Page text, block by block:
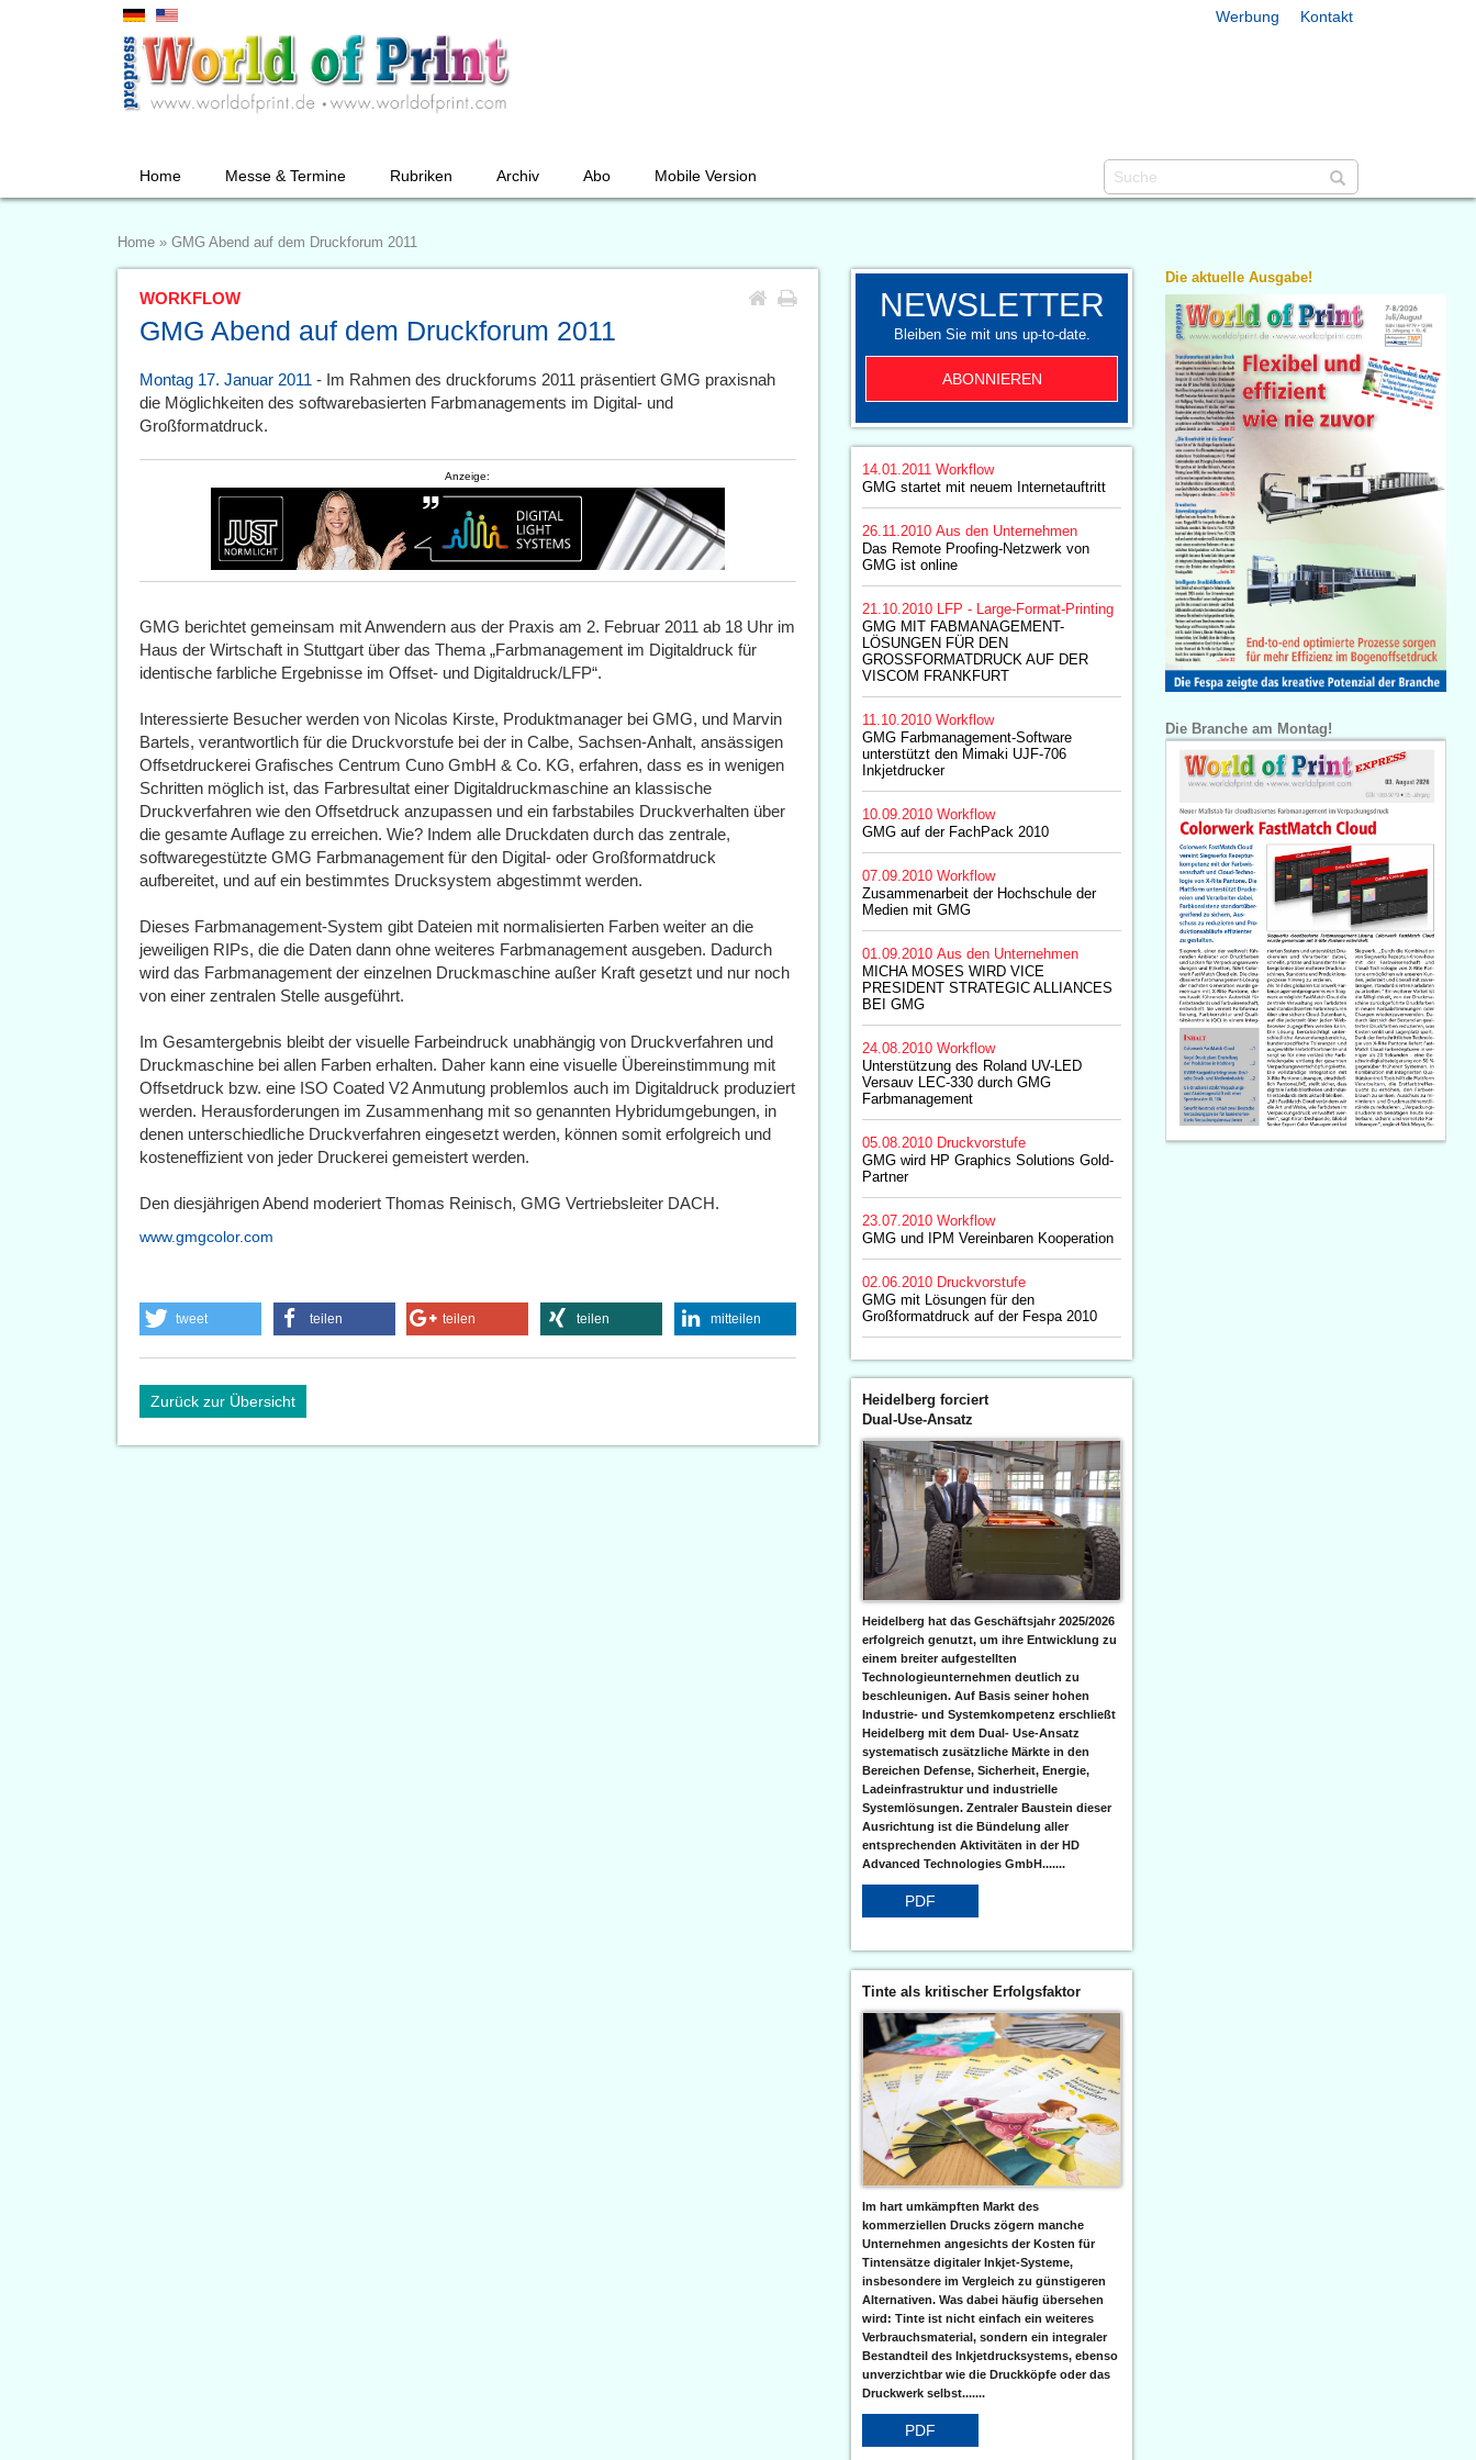
Werbung Kontakt
Home Messe & Termine Rubriken Archiv Abo Mobile Version
Home » GMG Abend auf dem Druckforum 2011
WORKFLOW
GMG Abend auf dem Druckforum 2011
Montag 17. Januar 2011 - Im Rahmen des druckforums 2011 präsentiert GMG praxisnah
die Möglichkeiten des softwarebasierten Farbmanagements im Digital- und
Großformatdruck.
Anzeige:
GMG berichtet gemeinsam mit Anwendern aus der Praxis am 2. Februar 2011 ab 18 Uhr im
Haus der Wirtschaft in Stuttgart über das Thema „Farbmanagement im Digitaldruck für
identische farbliche Ergebnisse im Offset- und Digitaldruck/LFP“.
Interessierte Besucher werden von Nicolas Kirste, Produktmanager bei GMG, und Marvin
Bartels, verantwortlich für die Druckvorstufe bei der in Calbe, Sachsen-Anhalt, ansässigen
Offsetdruckerei Grafisches Centrum Cuno GmbH & Co. KG, erfahren, dass es in wenigen
Schritten möglich ist, das Farbresultat einer Digitaldruckmaschine an klassische
Druckverfahren wie den Offsetdruck anzupassen und ein farbstabiles Druckverhalten über
die gesamte Auflage zu erreichen. Wie? Indem alle Druckdaten durch das zentrale,
softwaregestützte GMG Farbmanagement für den Digital- oder Großformatdruck
aufbereitet, und auf ein bestimmtes Drucksystem abgestimmt werden.
Dieses Farbmanagement-System gibt Dateien mit normalisierten Farben weiter an die
jeweiligen RIPs, die die Daten dann ohne weiteres Farbmanagement ausgeben. Dadurch
wird das Farbmanagement der einzelnen Druckmaschine außer Kraft gesetzt und nur noch
von einer zentralen Stelle ausgeführt.
Im Gesamtergebnis bleibt der visuelle Farbeindruck unabhängig von Druckverfahren und
Druckmaschine bei allen Farben erhalten. Daher kann eine visuelle Übereinstimmung mit
Offsetdruck bzw. eine ISO Coated V2 Anmutung problemlos auch im Digitaldruck produziert
werden. Herausforderungen im Zusammenhang mit so genannten Hybridumgebungen, in
denen unterschiedliche Druckverfahren eingesetzt werden, können somit erfolgreich und
kosteneffizient von jeder Druckerei gemeistert werden.
Den diesjährigen Abend moderiert Thomas Reinisch, GMG Vertriebsleiter DACH.
www.gmgcolor.com
tweet teilen teilen teilen mitteilen
Zurück zur Übersicht
NEWSLETTER
Bleiben Sie mit uns up-to-date.
ABONNIEREN
14.01.2011 Workflow
GMG startet mit neuem Internetauftritt
26.11.2010 Aus den Unternehmen
Das Remote Proofing-Netzwerk von
GMG ist online
21.10.2010
LFP - Large-Format-Printing
GMG MIT FABMANAGEMENT-
LÖSUNGEN FÜR DEN
GROSSFORMATDRUCK AUF DER
VISCOM FRANKFURT
11.10.2010 Workflow
GMG Farbmanagement-Software
unterstützt den Mimaki UJF-706
Inkjetdrucker
10.09.2010 Workflow
GMG auf der FachPack 2010
07.09.2010 Workflow
Zusammenarbeit der Hochschule der
Medien mit GMG
01.09.2010 Aus den Unternehmen
MICHA MOSES WIRD VICE
PRESIDENT STRATEGIC ALLIANCES
BEI GMG
24.08.2010 Workflow
Unterstützung des Roland UV-LED
Versauv LEC-330 durch GMG
Farbmanagement
05.08.2010 Druckvorstufe
GMG wird HP Graphics Solutions Gold-
Partner
23.07.2010 Workflow
GMG und IPM Vereinbaren Kooperation
02.06.2010 Druckvorstufe
GMG mit Lösungen für den
Großformatdruck auf der Fespa 2010
Heidelberg forciert
Dual-Use-Ansatz
Heidelberg hat das Geschäftsjahr 2025/2026
erfolgreich genutzt, um ihre Entwicklung zu
einem breiter aufgestellten
Technologieunternehmen deutlich zu
beschleunigen. Auf Basis seiner hohen
Industrie- und Systemkompetenz erschließt
Heidelberg mit dem Dual- Use-Ansatz
systematisch zusätzliche Märkte in den
Bereichen Defense, Sicherheit, Energie,
Ladeinfrastruktur und industrielle
Systemlösungen. Zentraler Baustein dieser
Ausrichtung ist die Bündelung aller
entsprechenden Aktivitäten in der HD
Advanced Technologies GmbH.......
PDF
Tinte als kritischer Erfolgsfaktor
Im hart umkämpften Markt des
kommerziellen Drucks zögern manche
Unternehmen angesichts der Kosten für
Tintensätze digitaler Inkjet-Systeme,
insbesondere im Vergleich zu günstigeren
Alternativen. Was dabei häufig übersehen
wird: Tinte ist nicht einfach ein weiteres
Verbrauchsmaterial, sondern ein integraler
Bestandteil des Inkjetdrucksystems, ebenso
unverzichtbar wie die Druckköpfe oder das
Druckwerk selbst.......
PDF
Die aktuelle Ausgabe!
Die Branche am Montag!